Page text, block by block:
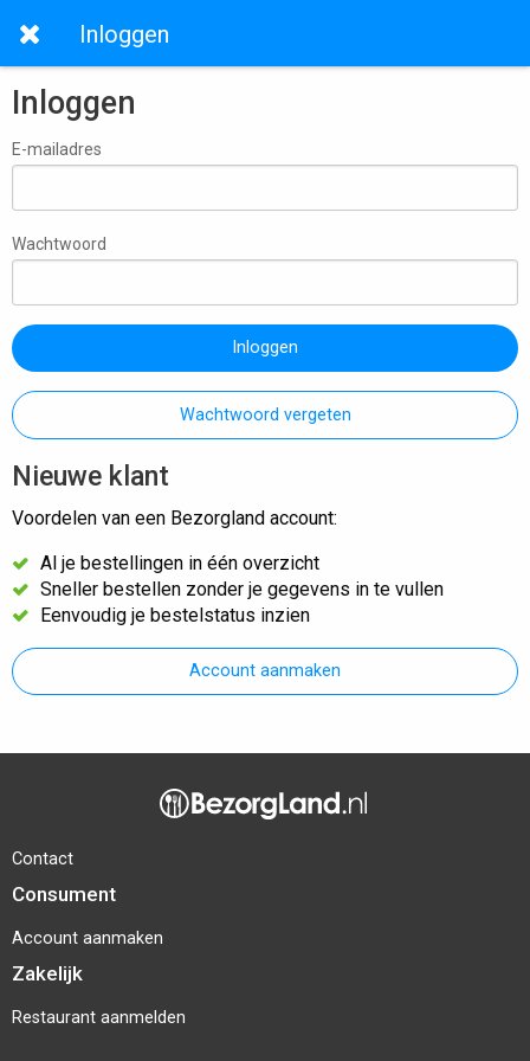
Inloggen
Inloggen
E-mailadres
Wachtwoord
Inloggen
Wachtwoord vergeten
Nieuwe klant
Voordelen van een Bezorgland account:
Al je bestellingen in één overzicht
Sneller bestellen zonder je gegevens in te vullen
Eenvoudig je bestelstatus inzien
Account aanmaken
Contact
Consument
Account aanmaken
Zakelijk
Restaurant aanmelden